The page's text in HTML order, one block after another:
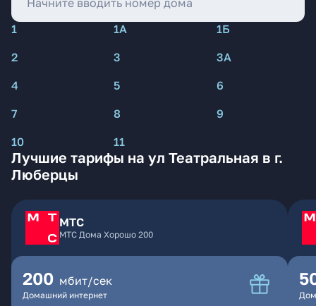
1 1А
1Б
2
3
3А
4
5
6
7
8
9
10
11
Лучшие тарифы на ул Театральная в г.
Люберцы
МТС
МТС Дома Хорошо 200
200 мбит/сек
Домашний интернет